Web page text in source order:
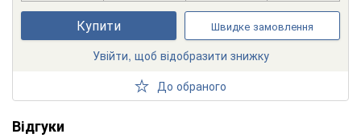
Купити Швидке замовлення
Увійти, щоб відобразити знижку
До обраного
Відгуки